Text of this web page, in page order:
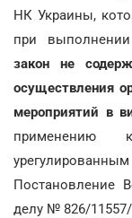
НК Украины,
при
закон не
осуществления
мероприятий в
применению
Постановление
делу № 826/